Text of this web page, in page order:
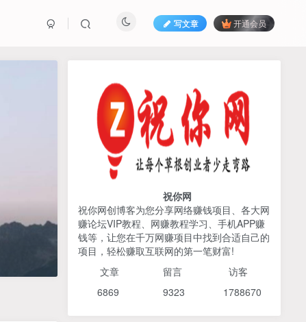
写文章 开通会员
425人已阅读
AI编程出海实战课：10分钟速建AI网站
+支付登陆对接，掌握出海全流程
TOP1
2026姜胡说流量&商业设
计，把流量转化为留量，设
计自己的商业模式
6个月前 425人已阅读
TOP2
货，以混剪为主，不需要真
祝你网
祝你网创博客为您分享网络赚钱项目、各大网
赚论坛VIP教程、网赚教程学习、手机APP赚
钱等，让您在千万网赚项目中找到合适自己的
项目，轻松赚取互联网的第一笔财富!
文章 留言 访客
6869 9323 1788670